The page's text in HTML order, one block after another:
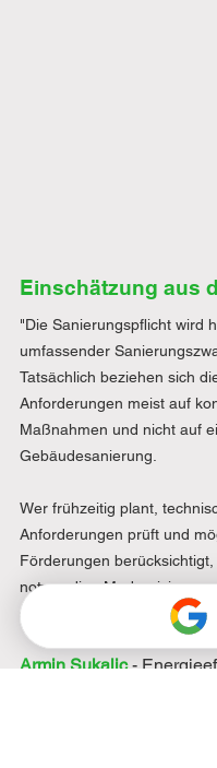
Einschätzung aus
"Die Sanierungspflicht wird
umfassender
Tatsächlich beziehen sich
Anforderungen meist auf
Maßnahmen und nicht auf
Gebäudesanierung.
Wer frühzeitig plant,
Anforderungen prüft und
Förderungen berücksichtigt,
notwendige
sinnvoll umsetzen."
Armin Sukalic -